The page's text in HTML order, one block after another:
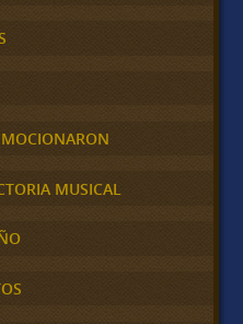
MUSICAL